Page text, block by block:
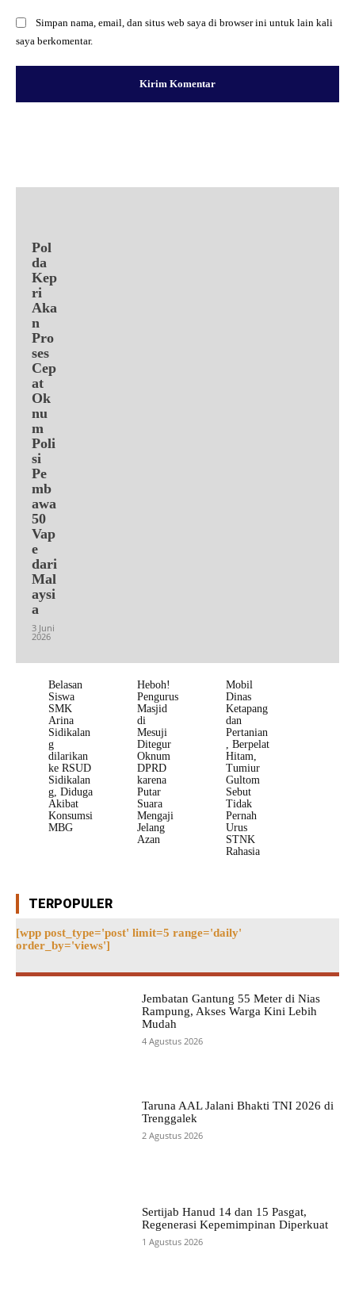
Simpan nama, email, dan situs web saya di browser ini untuk lain kali
saya berkomentar.
Pol
da
Kep
ri
Aka
n
Pro
ses
Cep
at
Ok
nu
m
Poli
si
Pe
mb
awa
50
Vap
e
dari
Mal
aysi
a
3 Juni
2026
Belasan
Siswa
SMK
Arina
Sidikalan
g
dilarikan
ke RSUD
Sidikalan
g, Diduga
Akibat
Konsumsi
MBG
Heboh!
Pengurus
Masjid
di
Mesuji
Ditegur
Oknum
DPRD
karena
Putar
Suara
Mengaji
Jelang
Azan
Mobil
Dinas
Ketapang
dan
Pertanian
, Berpelat
Hitam,
Tumiur
Gultom
Sebut
Tidak
Pernah
Urus
STNK
Rahasia
TERPOPULER
[wpp post_type='post' limit=5 range='daily'
order_by='views']
Jembatan Gantung 55 Meter di Nias
Rampung, Akses Warga Kini Lebih
Mudah
4 Agustus 2026
Taruna AAL Jalani Bhakti TNI 2026 di
Trenggalek
2 Agustus 2026
Sertijab Hanud 14 dan 15 Pasgat,
Regenerasi Kepemimpinan Diperkuat
1 Agustus 2026